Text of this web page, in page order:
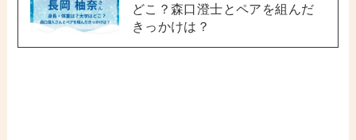
どこ？森口澄士とペアを組んだ
きっかけは？